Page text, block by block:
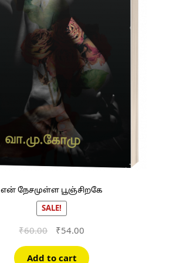
என் நேசமுள்ள பூஞ்சிறகே
SALE!
₹60.00
Original
was:
₹54.00Current
is:
Add to cart